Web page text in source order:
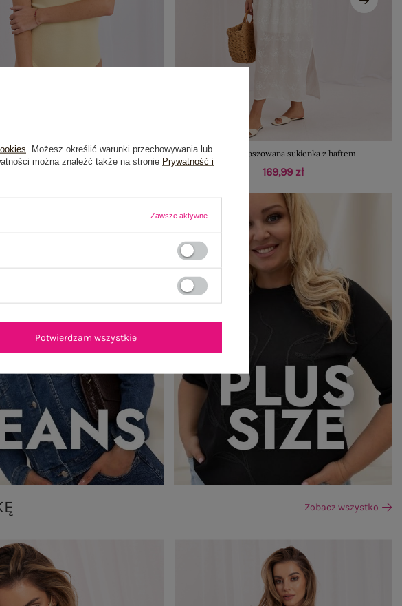
basic z okrągłym dekoltem RUE PARIS Ecru rozkloszowana sukienka z haftem
169,99 zł
Zobacz wszystko
. Możesz określić warunki przechowywania lub
można znaleźć także na stronie Prywatność i
Zawsze aktywne
Potwierdzam wszystkie